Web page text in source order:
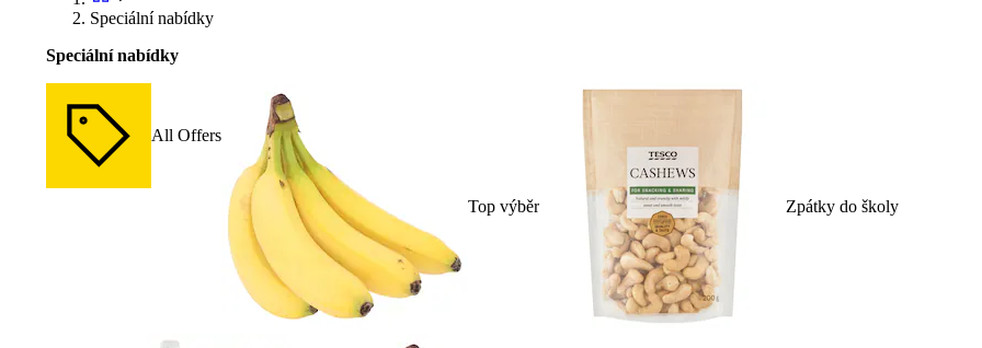
Speciální nabídky
Speciální nabídky
All Offers
Top výběr Zpátky do školy